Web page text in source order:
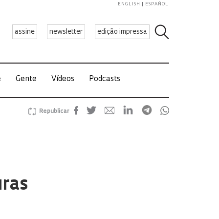
assine newsletter edição impressa
ENGLISH ESPAÑOL
Gente Vídeos Podcasts
Republicar